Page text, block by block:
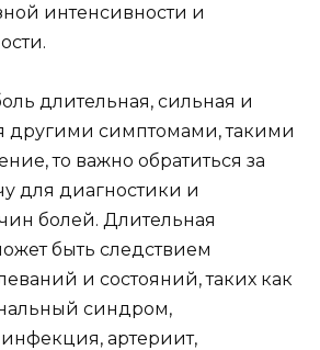
интенсивности и
длительная, сильная и
другими симптомами, такими
то важно обратиться за
для диагностики и
болей. Длительная
быть следствием
и состояний, таких как
синдром,
артериит,